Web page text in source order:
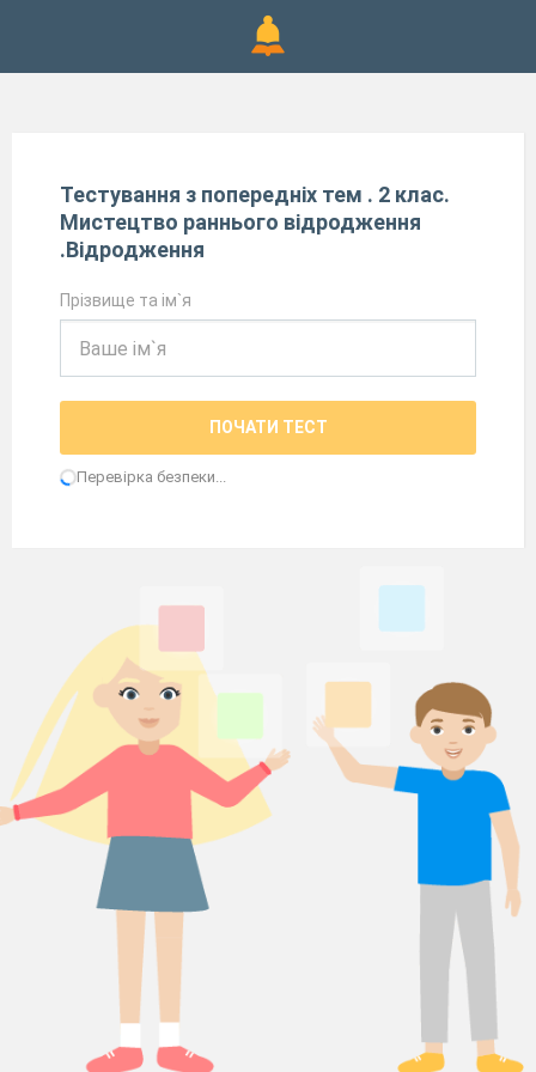
Тестування з попередніх тем . 2 клас.
Мистецтво раннього відродження
.Відродження
Прізвище та ім`я
ПОЧАТИ ТЕСТ
Перевірка безпеки...